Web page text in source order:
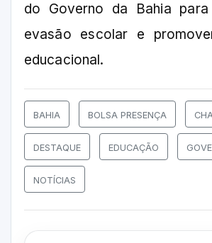
do Governo da Bahia
evasão escolar e
educacional.
BAHIA BOLSA PRESENÇA
DESTAQUE EDUCAÇÃO
NOTÍCIAS